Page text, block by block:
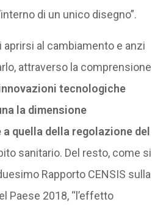
di un unico disegno”.
aprirsi al cambiamento e anzi
attraverso la comprensione
tecnologiche
la dimensione
quella della regolazione del
sanitario. Del resto, come si
Rapporto CENSIS sulla
Paese 2018, “l’effetto